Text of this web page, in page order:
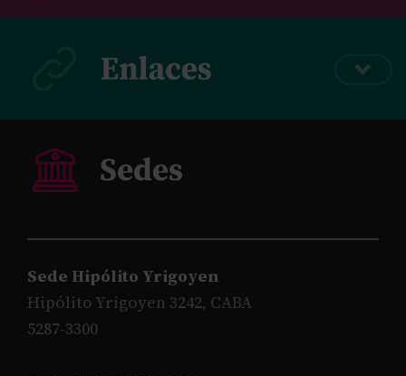
Sede Hipólito Yrigoyen
Hipólito Yrigoyen 3242, CABA
5287-3300